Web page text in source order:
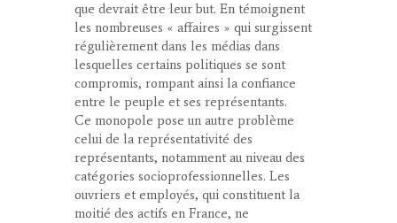
que devrait être leur but. En témoignent
les nombreuses « affaires » qui surgissent
régulièrement dans les médias dans
lesquelles certains politiques se sont
compromis, rompant ainsi la confiance
entre le peuple et ses représentants.
Ce monopole pose un autre problème
celui de la représentativité des
représentants, notamment au niveau des
catégories socioprofessionnelles. Les
ouvriers et employés, qui constituent la
moitié des actifs en France, ne